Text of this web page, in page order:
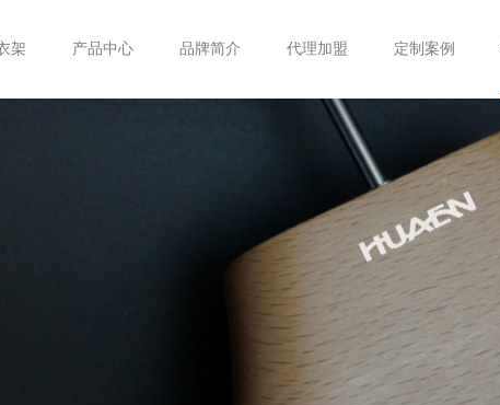
架 产品中心 品牌简介 代理加盟 定制案例